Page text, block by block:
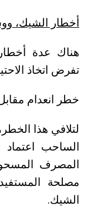
أخطار الشيك،
هناك عدة
تفرض اتخاذ
خطر انعدام
لتلافي هذا
الساحب اعتماد
المصرف
مصلحة
الشيك.